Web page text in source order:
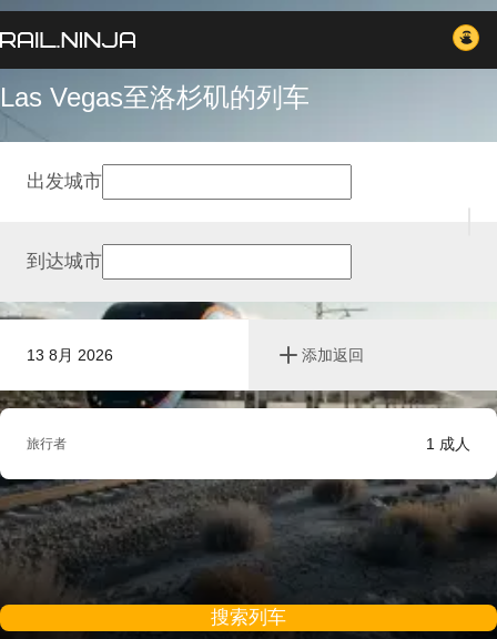
Las Vegas至洛杉矶的列车
13 8月 2026 添加返回
出发城市
到达城市
旅行者 1 成人
搜索列车